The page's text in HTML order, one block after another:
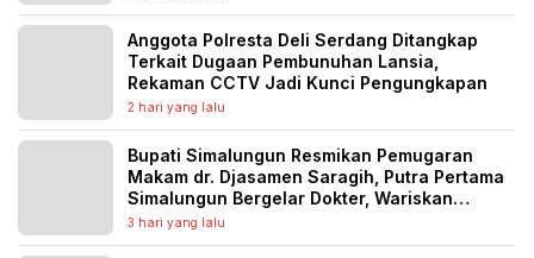
Anggota Polresta Deli Serdang Ditangkap
Terkait Dugaan Pembunuhan Lansia,
Rekaman CCTV Jadi Kunci Pengungkapan
2 hari yang lalu
Bupati Simalungun Resmikan Pemugaran
Makam dr. Djasamen Saragih, Putra Pertama
Simalungun Bergelar Dokter, Wariskan
Semangat Pengabdian untuk Generasi
Penerus
3 hari yang lalu